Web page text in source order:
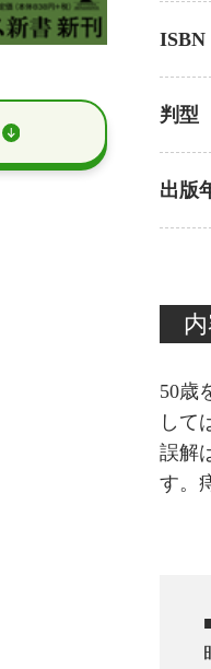
ISBN
判型
出版
50歳
して
誤解
す。